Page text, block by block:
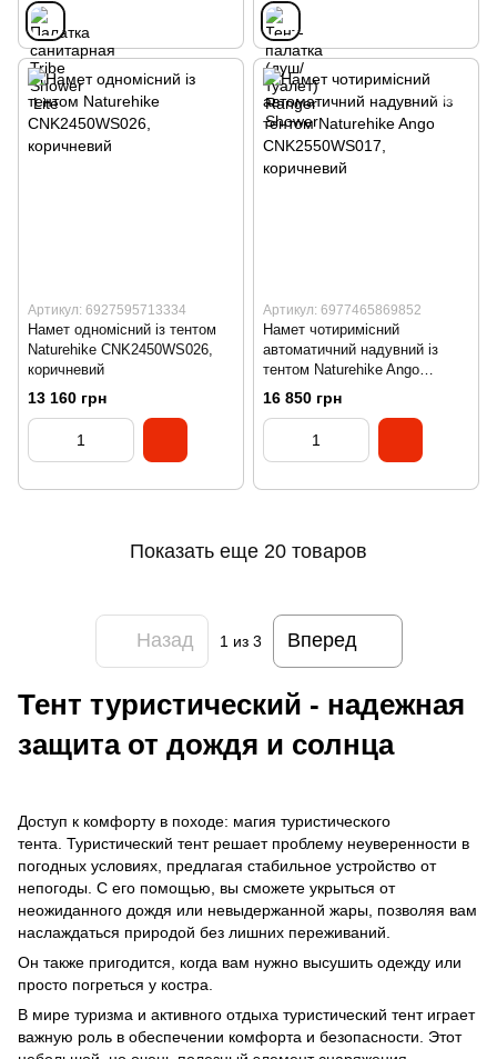
Артикул: 6927595713334
Намет одномісний із тентом
Naturehike CNK2450WS026,
коричневий
13 160 грн
Артикул: 6977465869852
Намет чотиримісний
автоматичний надувний із
тентом Naturehike Ango
CNK2550WS017, коричневий
16 850 грн
Показать еще 20 товаров
Назад 1 из 3 Вперед
Тент туристический - надежная
защита от дождя и солнца
Доступ к комфорту в походе: магия туристического
тента. Туристический тент решает проблему неуверенности в
погодных условиях, предлагая стабильное устройство от
непогоды. С его помощью, вы сможете укрыться от
неожиданного дождя или невыдержанной жары, позволяя вам
наслаждаться природой без лишних переживаний.
Он также пригодится, когда вам нужно высушить одежду или
просто погреться у костра.
В мире туризма и активного отдыха туристический тент играет
важную роль в обеспечении комфорта и безопасности. Этот